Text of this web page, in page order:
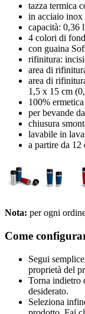
tazza termica
in acciaio inox
capacità: 0,36
4 colori di
con guaina
rifinitura:
area di
area di
1,5 x 15 cm
100% ermetica
per bevande
chiusura
lavabile in
a partire da 12
Nota: per ogni
Come
Segui
proprietà del
Torna indietro
desiderato.
Seleziona